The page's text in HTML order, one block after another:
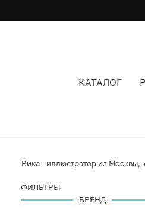
КАТАЛОГ
Вика - иллюстратор из Москвы,
ФИЛЬТРЫ
БРЕНД